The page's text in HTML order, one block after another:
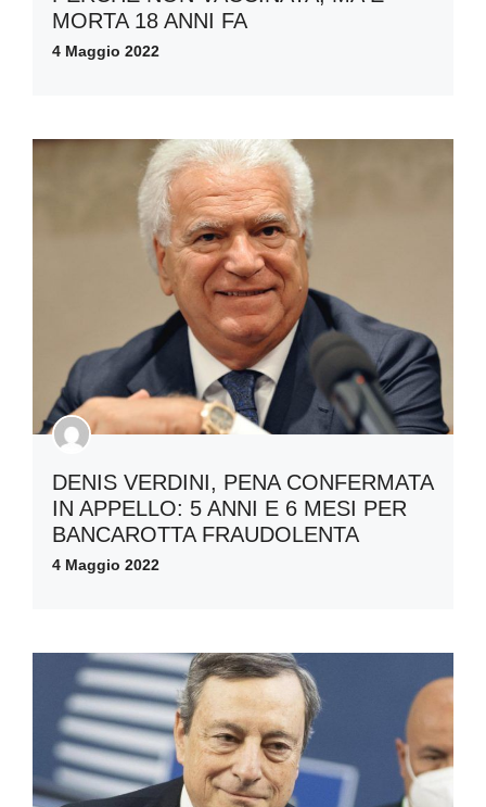
MORTA 18 ANNI FA
4 Maggio 2022
DENIS VERDINI, PENA CONFERMATA
IN APPELLO: 5 ANNI E 6 MESI PER
BANCAROTTA FRAUDOLENTA
4 Maggio 2022